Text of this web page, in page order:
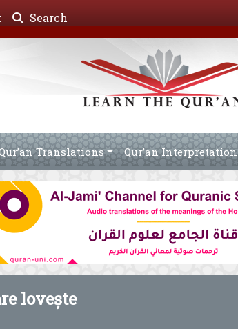
Search
Translations Qur’an Interpretation
lovește